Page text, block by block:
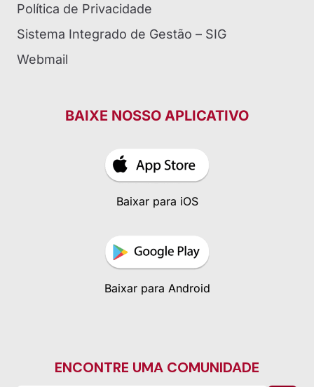
Política de Privacidade
Sistema Integrado de Gestão – SIG
Webmail
BAIXE NOSSO APLICATIVO
Baixar para iOS
Baixar para Android
ENCONTRE UMA COMUNIDADE